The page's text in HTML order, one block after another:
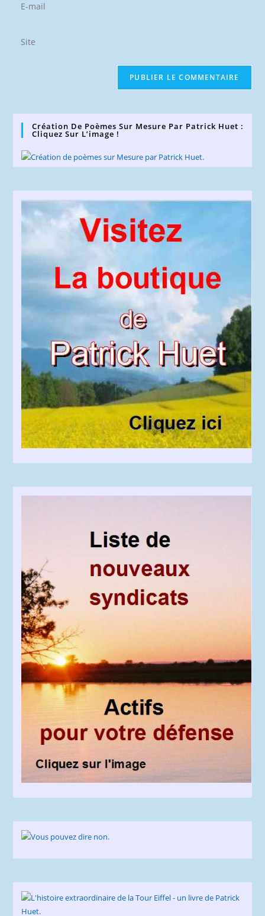
comment
your
email
address
Saisir
l’URL
Création De Poèmes Sur Mesure Par Patrick Huet :
Cliquez Sur L’image !